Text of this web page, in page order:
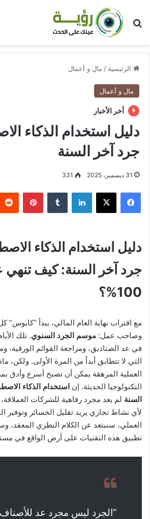
بحث عن
الرئيسية / مال و أعمال
مال و أعمال
أخر الأخبار
دليل استخدام الذكاء
جرد آخر السنة
31 ديسمبر، 2025 331
فيسبوك ‫X لينكدإن
دليل استخدام الذكاء
جرد آخر السنة: كيف تنهي
100%؟
مع اقتراب نهاية العام المالي، يبدأ “كابوس”
وصاحب عمل: موسم الجرد السنوي. تلك
في عد الصناديق، ومراجعة القوائم الورقية،
التي لا تتطابق أبداً من المرة الأولى. ولكن،
العملية المرهقة يمكن أن تصبح أسرع وأدق
التكنولوجيا الحديثة. إن استخدام الذكاء
السنة لم يعد مجرد رفاهية للشركات
لأي نشاط تجاري يريد تقليل الخسائر وتوفير
العملي، سنبتعد عن الكلام النظري المعقد،
تطبيق هذه التقنيات على أرض الواقع في
“الجرد ليس مجرد عد